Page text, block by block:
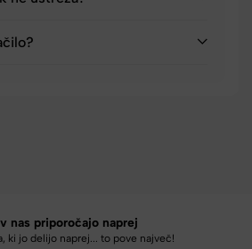
nas priporočajo naprej
ki jo delijo naprej... to pove največ!